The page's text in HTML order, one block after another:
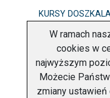
KURSY
OBOWIĄZEK
POLITYKA
W ramach
cookies w
najwyższym
Możecie
zmiany